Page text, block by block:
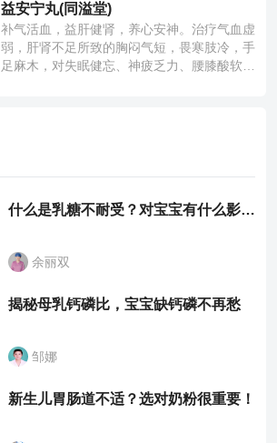
益安宁丸(同溢堂)
补气活血，益肝健肾，养心安神。治疗气血虚
弱，肝肾不足所致的胸闷气短，畏寒肢冷，手
足麻木，对失眠健忘、神疲乏力、腰膝酸软也
什么是乳糖不耐受？对宝宝有什么影响？
余丽双
揭秘母乳钙磷比，宝宝缺钙磷不再愁
邹娜
新生儿胃肠道不适？选对奶粉很重要！